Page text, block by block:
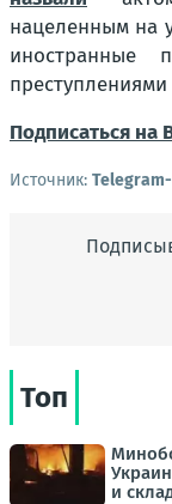
нацеленным на
иностранные
Подписаться
Источник:
Топ
и